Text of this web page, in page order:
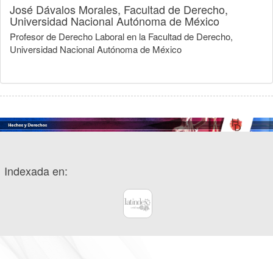
José Dávalos Morales, Facultad de Derecho,
Universidad Nacional Autónoma de México
Profesor de Derecho Laboral en la Facultad de Derecho,
Universidad Nacional Autónoma de México
Indexada en: